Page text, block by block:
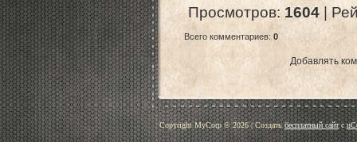
Просмотров:1604 |
Всего комментариев: 0
Добавлять
Copyright MyCorp © 2026|Создатьбесплатный сайтс